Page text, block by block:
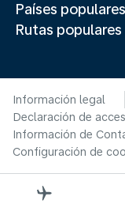
Países populares
Rutas populares
Información legal
Declaración de
Información de
Configuración de